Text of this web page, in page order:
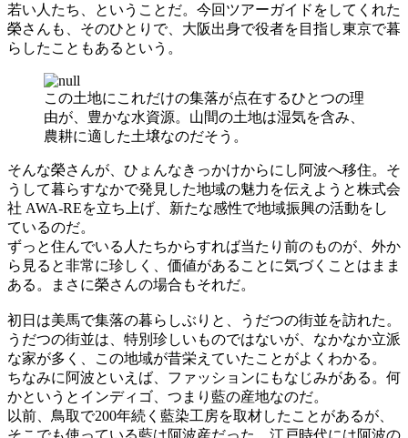
若い人たち、ということだ。今回ツアーガイドをしてくれた
榮さんも、そのひとりで、大阪出身で役者を目指し東京で暮
らしたこともあるという。
この土地にこれだけの集落が点在するひとつの理
由が、豊かな水資源。山間の土地は湿気を含み、
農耕に適した土壌なのだそう。
そんな榮さんが、ひょんなきっかけからにし阿波へ移住。そ
うして暮らすなかで発見した地域の魅力を伝えようと株式会
社 AWA-REを立ち上げ、新たな感性で地域振興の活動をし
ているのだ。
ずっと住んでいる人たちからすれば当たり前のものが、外か
ら見ると非常に珍しく、価値があることに気づくことはまま
ある。まさに榮さんの場合もそれだ。
初日は美馬で集落の暮らしぶりと、うだつの街並を訪れた。
うだつの街並は、特別珍しいものではないが、なかなか立派
な家が多く、この地域が昔栄えていたことがよくわかる。
ちなみに阿波といえば、ファッションにもなじみがある。何
かというとインディゴ、つまり藍の産地なのだ。
以前、鳥取で200年続く藍染工房を取材したことがあるが、